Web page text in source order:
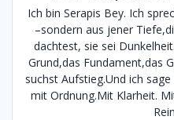
Ich bin Serapis Bey. Ich
–sondern aus jener
dachtest, sie sei
Grund,das Fundament,das
suchst Aufstieg.Und ich
mit Ordnung.Mit Klarheit.